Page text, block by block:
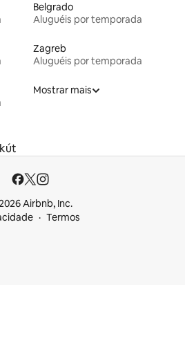
Belgrado
Aluguéis por temporada
Zagreb
Aluguéis por temporada
Mostrar mais
Airbnb, Inc.
Termos